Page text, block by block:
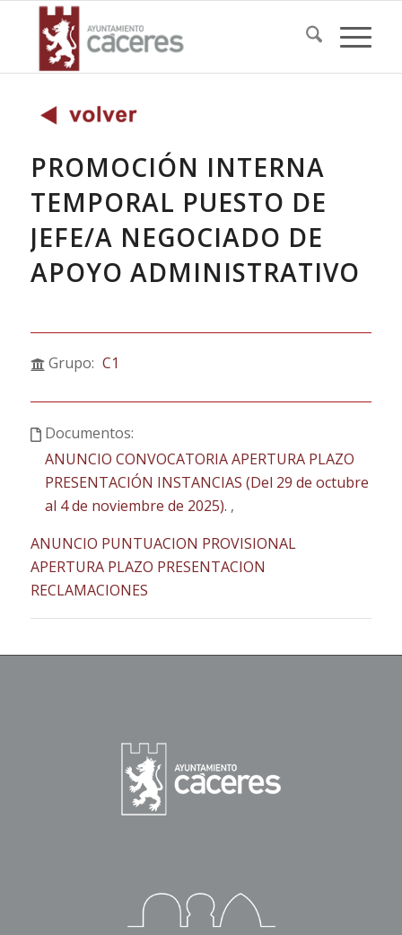
PROMOCIÓN INTERNA
TEMPORAL PUESTO DE
JEFE/A NEGOCIADO DE
APOYO ADMINISTRATIVO
Grupo: C1
Documentos:
ANUNCIO CONVOCATORIA APERTURA PLAZO
PRESENTACIÓN INSTANCIAS (Del 29 de octubre
al 4 de noviembre de 2025). ,
ANUNCIO PUNTUACION PROVISIONAL
APERTURA PLAZO PRESENTACION
RECLAMACIONES